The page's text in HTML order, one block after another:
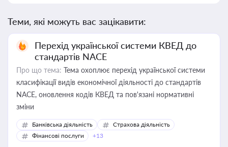
Теми, які можуть вас зацікавити:
Перехід української системи КВЕД до
стандартів NACE
Про що тема: Тема охоплює перехід української системи
класифікації видів економічної діяльності до стандартів
NACE, оновлення кодів КВЕД та пов'язані нормативні
зміни
Банківська діяльність
Страхова діяльність
Фінансові послуги
+13